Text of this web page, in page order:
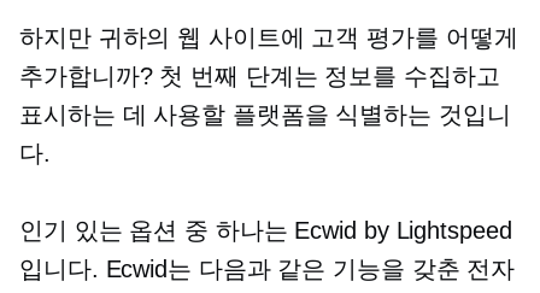
하지만 귀하의 웹 사이트에 고객 평가를 어떻게
추가합니까? 첫 번째 단계는 정보를 수집하고
표시하는 데 사용할 플랫폼을 식별하는 것입니
다.
인기 있는 옵션 중 하나는 Ecwid by Lightspeed
입니다. Ecwid는 다음과 같은 기능을 갖춘 전자